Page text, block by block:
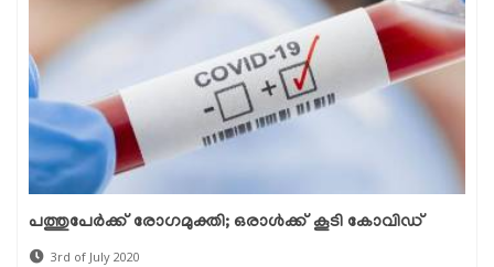
പത്തുപേര്‍ക്ക് രോഗമുക്തി; ഒരാള്‍ക്ക് കൂടി കോവിഡ്
3rd of July 2020